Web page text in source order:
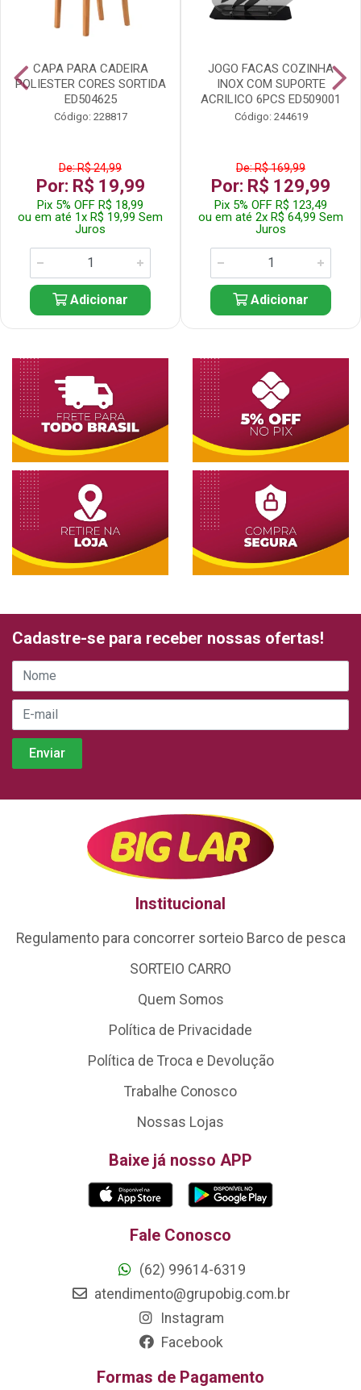
CAPA PARA CADEIRA
POLIESTER CORES SORTIDA
ED504625
Código: 228817
De: R$ 24,99
Por: R$ 19,99
Pix 5% OFF R$ 18,99
ou em até 1x R$ 19,99 Sem
Juros
Adicionar
JOGO FACAS COZINHA
INOX COM SUPORTE
ACRILICO 6PCS ED509001
Código: 244619
De: R$ 169,99
Por: R$ 129,99
Pix 5% OFF R$ 123,49
ou em até 2x R$ 64,99 Sem
Juros
Adicionar
Cadastre-se para receber nossas ofertas!
Institucional
Regulamento para concorrer sorteio Barco de pesca
SORTEIO CARRO
Quem Somos
Política de Privacidade
Política de Troca e Devolução
Trabalhe Conosco
Nossas Lojas
Baixe já nosso APP
Fale Conosco
(62) 99614-6319
atendimento@grupobig.com.br
Instagram
Facebook
Formas de Pagamento